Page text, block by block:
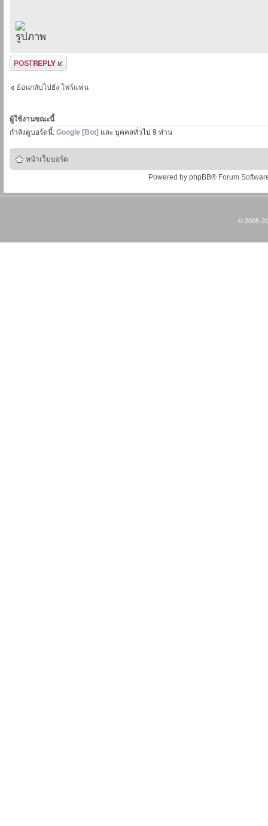
ตอบกระทู้
ย้อนกลับไปยัง โฟร์แฟน
ผู้ใช้งานขณะนี้
กำลังดูบอร์ดนี้: Google [Bot] และ บุคคลทั่วไป 9 ท่าน
หน้าเว็บบอร์ด
Powered by phpBB® Forum
© 2005-